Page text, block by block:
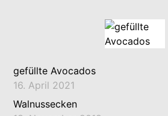
gefüllte Avocados
16. April 2021
Walnussecken